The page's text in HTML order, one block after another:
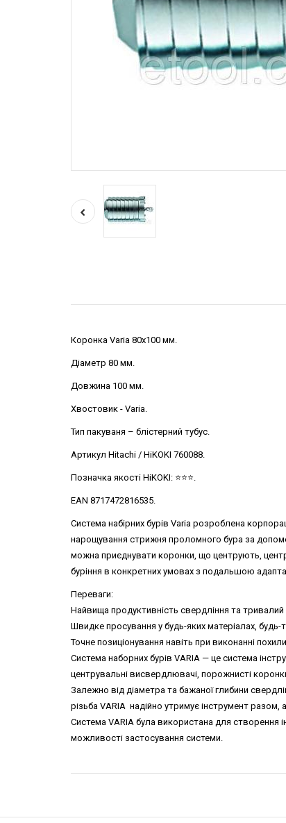
Коронка Varia 80х100 мм.
Діаметр 80 мм.
Довжина 100 мм.
Хвостовик - Varia.
Тип пакуваня – блістерний тубус.
Артикул Hitachi / HiKOKI 760088.
Позначка якості HiKOKI: ⭐️⭐️⭐️.
EAN 8717472816535.
Система набірних бурів Varia розроблена
нарощування стрижня проломного бура за
можна приєднувати коронки, що центрують,
буріння в конкретних умовах з подальшою
Переваги:
Найвища продуктивність свердління та тривалий
Швидке просування у будь-яких матеріалах, будь-
Точне позиціонування навіть при виконанні
Система наборних бурів VARIA — це система
центрувальні висвердлювачі, порожнисті
Залежно від діаметра та бажаної глибини
різьба VARIA надійно утримує інструмент разом,
Система VARIA була використана для
можливості застосування системи.